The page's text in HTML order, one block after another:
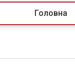
Головна